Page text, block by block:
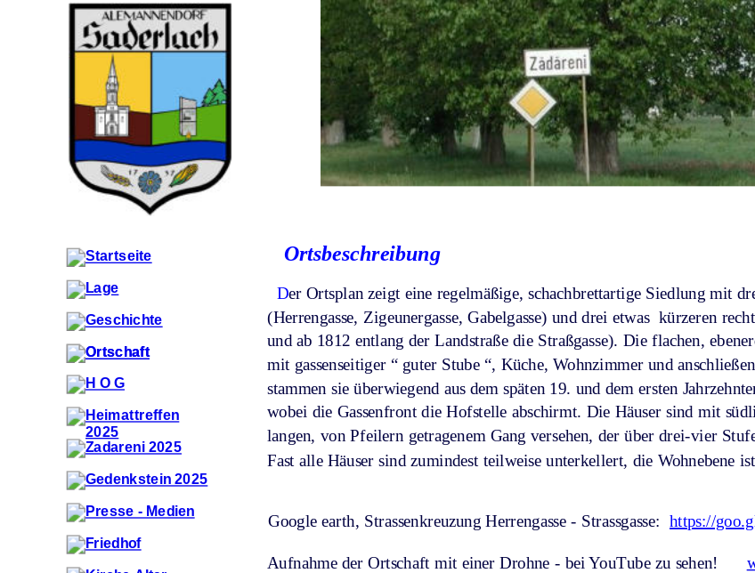
Ortsbeschreibung
  D
er Ortsplan zeigt eine regelmäßige, schachbrettartige Siedlung mit
(Herrengasse, Zigeunergasse, Gabelgasse) und drei etwas  kürzeren
und ab 1812 entlang der Landstraße die Straßgasse). Die flachen,
mit gassenseitiger “ guter Stube “, Küche, Wohnzimmer und
stammen sie überwiegend aus dem späten 19. und dem ersten
wobei die Gassenfront die Hofstelle abschirmt. Die Häuser sind mit
langen, von Pfeilern getragenem Gang versehen, der über drei-vier
Fast alle Häuser sind zumindest teilweise unterkellert, die Wohnebene
Google earth, Strassenkreuzung Herrengasse - Strassgasse: https://
Aufnahme der Ortschaft mit einer Drohne - bei YouTube zu sehen!